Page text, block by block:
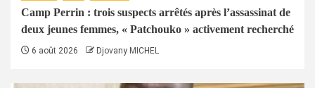
Camp Perrin : trois suspects arrêtés après l’assassinat de
deux jeunes femmes, « Patchouko » activement recherché
6 août 2026 Djovany MICHEL